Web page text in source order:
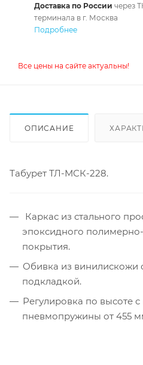
Доставка по России через
терминала в г. Москва
Подробнее
Все цены на сайте актуальны!
ОПИСАНИЕ
Табурет ТЛ-МСК-228.
Каркас из стального
эпоксидного
покрытия.
Обивка из винилискожи
подкладкой.
Регулировка по высоте
пневмопружины от 455